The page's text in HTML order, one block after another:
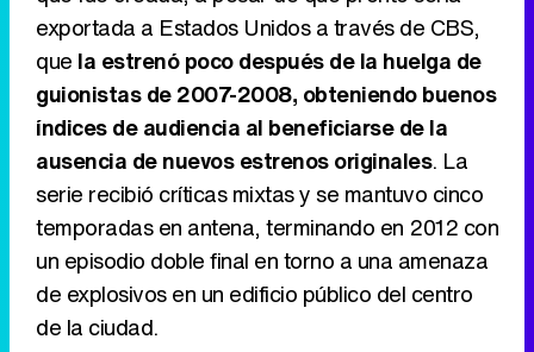
exportada a Estados Unidos a través de CBS,
que la estrenó poco después de la huelga de
guionistas de 2007-2008, obteniendo buenos
índices de audiencia al beneficiarse de la
ausencia de nuevos estrenos originales. La
serie recibió críticas mixtas y se mantuvo cinco
temporadas en antena, terminando en 2012 con
un episodio doble final en torno a una amenaza
de explosivos en un edificio público del centro
de la ciudad.